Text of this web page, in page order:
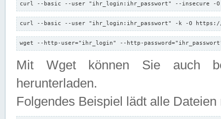
curl --basic --user "ihr_login:ihr_passwort" --insecure -
curl --basic --user "ihr_login:ihr_passwort" -k -O https://
wget --http-user="ihr_login" --http-
Mit Wget können Sie auch
herunterladen.
Folgendes Beispiel lädt alle